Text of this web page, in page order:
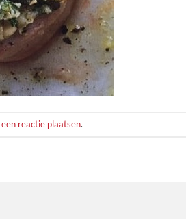
een reactie plaatsen.